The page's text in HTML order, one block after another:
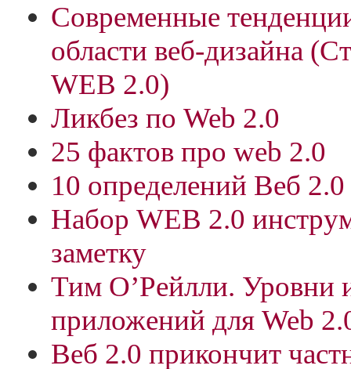
Современные
области веб-дизайна
WEB 2.0)
Ликбез по Web 2.0
25 фактов про web 2.0
10 определений Веб 2.0
Набор WEB 2.0
заметку
Тим О’Рейлли. Уровни
приложений для Web
Веб 2.0 прикончит